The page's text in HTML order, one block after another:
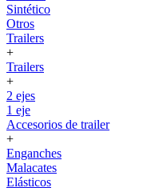
Sintético
Otros
Trailers
+
Trailers
+
2 ejes
1 eje
Accesorios de trailer
+
Enganches
Malacates
Elásticos